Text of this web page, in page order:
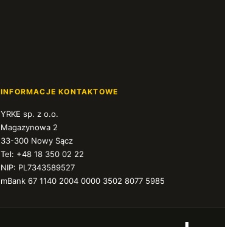
INFORMACJE KONTAKTOWE
YRKE sp. z o.o.
Magazynowa 2
33-300 Nowy Sącz
Tel: +48 18 350 02 22
NIP: PL7343589527
mBank 67 1140 2004 0000 3502 8077 5985